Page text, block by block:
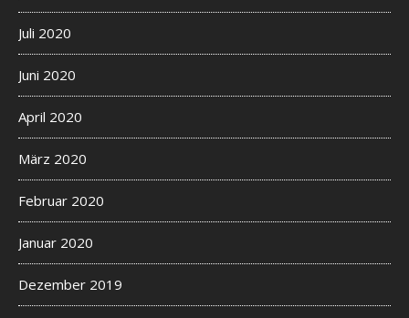
Juli 2020
Juni 2020
April 2020
März 2020
Februar 2020
Januar 2020
Dezember 2019